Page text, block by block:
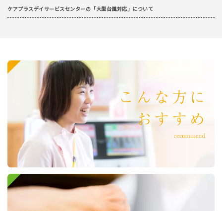
ケアプラスデイサービスセンターの「大型台風対応」について